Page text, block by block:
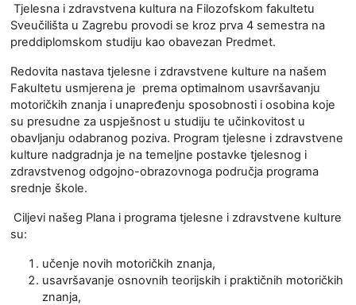
Tjelesna i zdravstvena kultura na Filozofskom fakultetu
Sveučilišta u Zagrebu provodi se kroz prva 4 semestra na
preddiplomskom studiju kao obavezan Predmet.
Redovita nastava tjelesne i zdravstvene kulture na našem
Fakultetu usmjerena je prema optimalnom usavršavanju
motoričkih znanja i unapređenju sposobnosti i osobina koje
su presudne za uspješnost u studiju te učinkovitost u
obavljanju odabranog poziva. Program tjelesne i zdravstvene
kulture nadgradnja je na temeljne postavke tjelesnog i
zdravstvenog odgojno-obrazovnoga područja programa
srednje škole.
Ciljevi našeg Plana i programa tjelesne i zdravstvene kulture
su:
učenje novih motoričkih znanja,
usavršavanje osnovnih teorijskih i praktičnih motoričkih
znanja,